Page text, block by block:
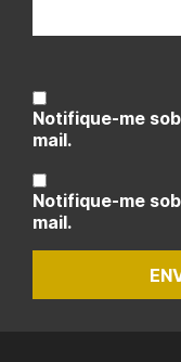
Notifique-me
mail.
Notifique-me
mail.